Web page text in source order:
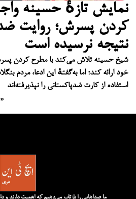
نمایش تازهٔ حسینه
کردن پسرش؛ روایت
نتیجه نرسیده است
شیخ حسینه تلاش می‌کند با مطرح کردن
خود ارائه کند؛ اما به‌گفتهٔ این ادعا، مردم
استفاده از کارت ضدپاکستانی را نپذیرفته‌اند
,,